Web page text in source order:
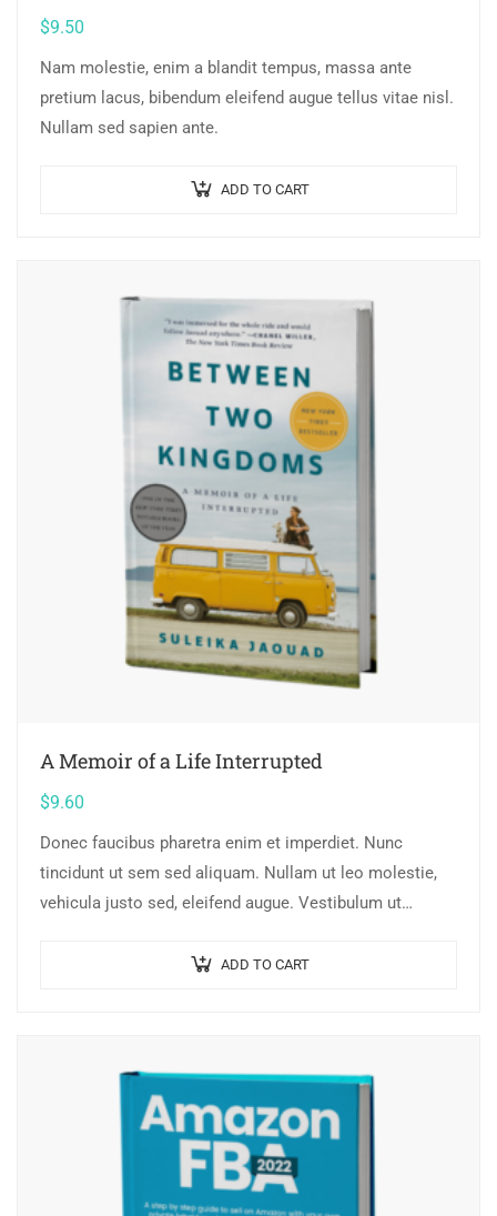
$9.50
Nam molestie, enim a blandit tempus, massa ante
pretium lacus, bibendum eleifend augue tellus vitae nisl.
Nullam sed sapien ante.
ADD TO CART
A Memoir of a Life Interrupted
$9.60
Donec faucibus pharetra enim et imperdiet. Nunc
tincidunt ut sem sed aliquam. Nullam ut leo molestie,
vehicula justo sed, eleifend augue. Vestibulum ut
ADD TO CART